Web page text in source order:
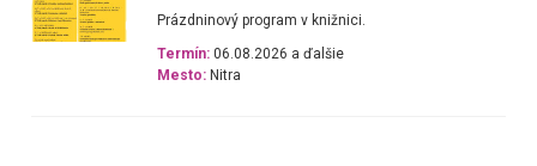
Prázdninový program v knižnici.
Termín: 06.08.2026 a ďalšie
Mesto: Nitra